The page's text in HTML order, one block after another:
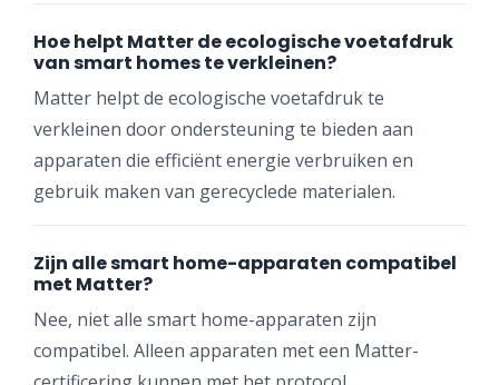
Hoe helpt Matter de ecologische voetafdruk
van smart homes te verkleinen?
Matter helpt de ecologische voetafdruk te
verkleinen door ondersteuning te bieden aan
apparaten die efficiënt energie verbruiken en
gebruik maken van gerecyclede materialen.
Zijn alle smart home-apparaten compatibel
met Matter?
Nee, niet alle smart home-apparaten zijn
compatibel. Alleen apparaten met een Matter-